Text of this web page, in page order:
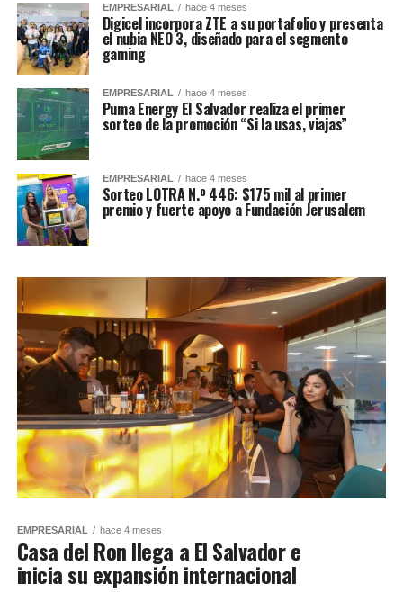
EMPRESARIAL hace 4 meses
Digicel incorpora ZTE a su portafolio y presenta
el nubia NEO 3, diseñado para el segmento
gaming
EMPRESARIAL hace 4 meses
Puma Energy El Salvador realiza el primer
sorteo de la promoción “Si la usas, viajas”
EMPRESARIAL hace 4 meses
Sorteo LOTRA N.º 446: $175 mil al primer
premio y fuerte apoyo a Fundación Jerusalem
EMPRESARIAL hace 4 meses
Casa del Ron llega a El Salvador e
inicia su expansión internacional